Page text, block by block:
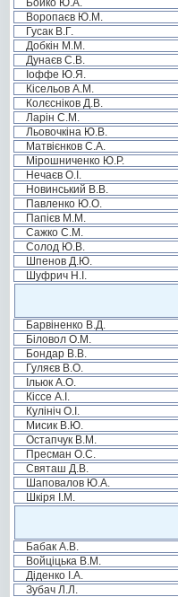
Бойко Ю.А.
Воропаєв Ю.М.
Гусак В.Г.
Добкін М.М.
Дунаєв С.В.
Іоффе Ю.Я.
Кісельов А.М.
Колєсніков Д.В.
Ларін С.М.
Льовочкіна Ю.В.
Матвієнков С.А.
Мірошниченко Ю.Р.
Нечаєв О.І.
Новинський В.В.
Павленко Ю.О.
Папієв М.М.
Сажко С.М.
Солод Ю.В.
Шпенов Д.Ю.
Шуфрич Н.І.
Барвіненко В.Д.
Біловол О.М.
Бондар В.В.
Гуляєв В.О.
Ільюк А.О.
Кіссе А.І.
Кулініч О.І.
Мисик В.Ю.
Остапчук В.М.
Пресман О.С.
Святаш Д.В.
Шаповалов Ю.А.
Шкіря І.М.
Бабак А.В.
Войціцька В.М.
Діденко І.А.
Зубач Л.Л.